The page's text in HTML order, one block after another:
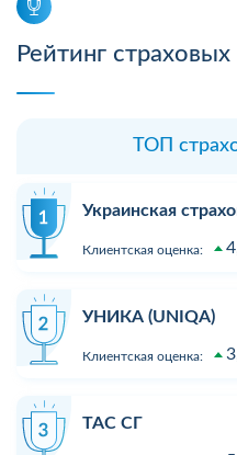
Рейтинг
ТОП
Украинская
Клиентская оценка:
УНИКА (UNIQA)
Клиентская оценка:
ТАС СГ